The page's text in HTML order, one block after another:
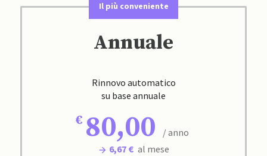
Il più conveniente
Annuale
Rinnovo automatico
su base annuale
80,00
/ anno
6,67 € al mese